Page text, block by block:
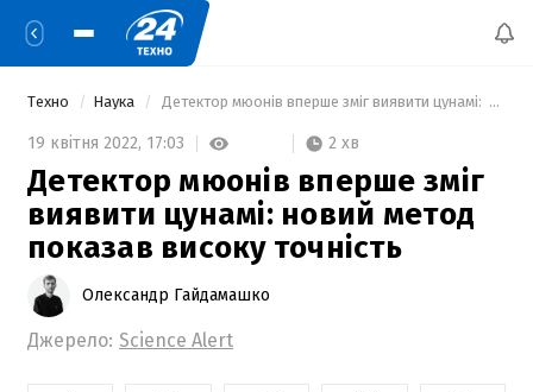
Техно Наука Детектор мюонів вперше зміг виявити цунамі:  новий метод показав високу точність
19 квітня 2022, 17:03 2 хв
Детектор мюонів вперше зміг
виявити цунамі: новий метод
показав високу точність
Олександр Гайдамашко
Джерело: Science Alert